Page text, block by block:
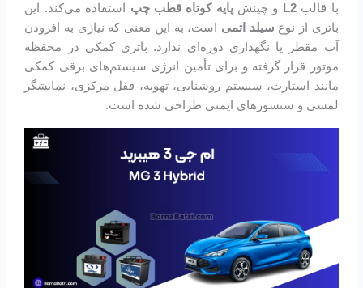
با قالبL2 و چینشپایه کوتاه قطب چپ استفاده می‌کند. این
باتری از نوع سیلد اتمی است، به این معنی که نیازی به افزودن
آب مقطر یا نگهداری دوره‌ای ندارد. باتری کمکی در محفظه
موتور قرار گرفته و برای تأمین انرژی سیستم‌های برقی کمکی
مانند استارت، سیستم روشنایی، تهویه، قفل مرکزی، نمایشگر
لمسی و سنسورهای ایمنی طراحی شده است.